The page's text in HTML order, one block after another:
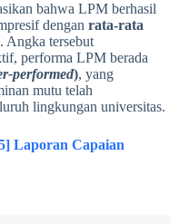
bahwa LPM berhasil
dengan rata-rata
. Angka tersebut
performa LPM berada
performed), yang
mutu telah
lingkungan universitas.
Laporan Capaian